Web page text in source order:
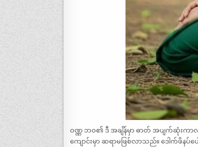
ဝဏ္ဏ ဘဝ၏ ဒီ အချိန်မှာ ဓာတ် အပျက်ဆုံးက
ကျောင်းမှာ ဆရာမဖြစ်လာသည်။ ဒေါက်